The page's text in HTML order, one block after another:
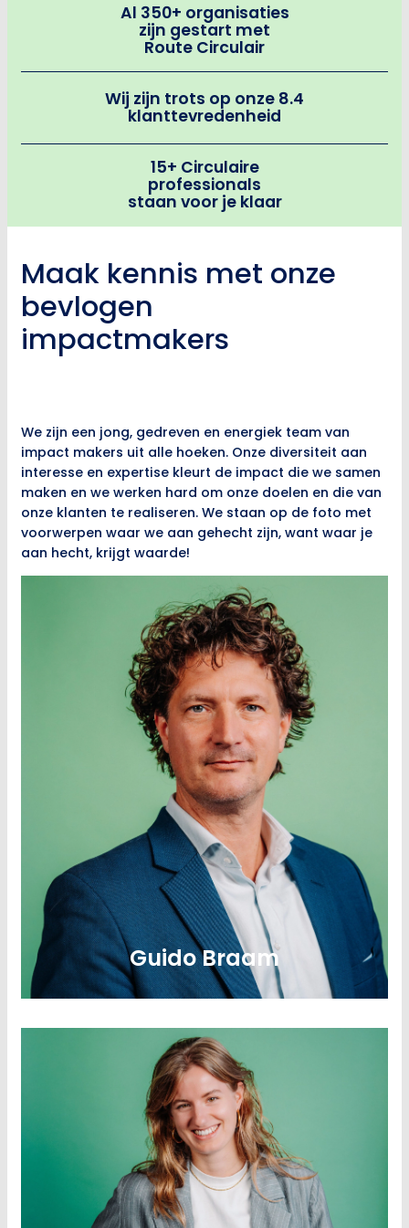
Al 350+ organisaties
zijn gestart met
Route Circulair
Wij zijn trots op onze 8.4
klanttevredenheid
15+ Circulaire
professionals
staan voor je klaar
Maak kennis met onze
bevlogen
impactmakers
We zijn een jong, gedreven en energiek team van
impact makers uit alle hoeken. Onze diversiteit aan
interesse en expertise kleurt de impact die we samen
maken en we werken hard om onze doelen en die van
onze klanten te realiseren. We staan op de foto met
voorwerpen waar we aan gehecht zijn, want waar je
aan hecht, krijgt waarde!
Guido Braam
Mede-ondernemer & Circular Hero 2021
LinkedIn